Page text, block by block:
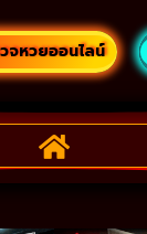
จหวยออนไลน์